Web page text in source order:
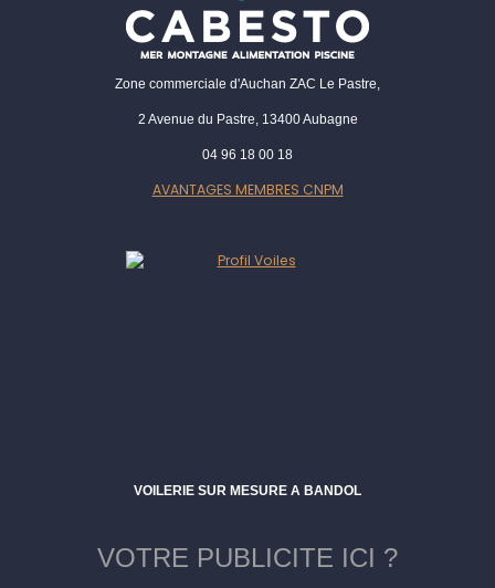
Zone commerciale d'Auchan ZAC Le Pastre,
2 Avenue du Pastre, 13400 Aubagne
04 96 18 00 18
AVANTAGES MEMBRES CNPM
VOILERIE SUR MESURE A BANDOL
VOTRE PUBLICITE ICI ?